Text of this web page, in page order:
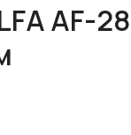
AF-